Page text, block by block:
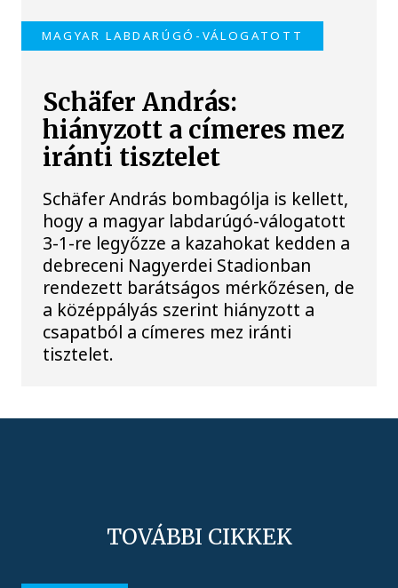
MAGYAR LABDARÚGÓ-VÁLOGATOTT
Schäfer András:
hiányzott a címeres mez
iránti tisztelet
Schäfer András bombagólja is kellett,
hogy a magyar labdarúgó-válogatott
3-1-re legyőzze a kazahokat kedden a
debreceni Nagyerdei Stadionban
rendezett barátságos mérkőzésen, de
a középpályás szerint hiányzott a
csapatból a címeres mez iránti
tisztelet.
TOVÁBBI CIKKEK